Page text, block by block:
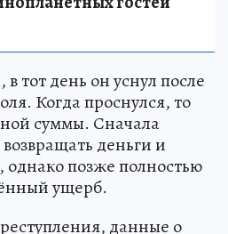
тот день он уснул после
Когда проснулся, то
суммы. Сначала
деньги и
однако позже полностью
ущерб.
данные о